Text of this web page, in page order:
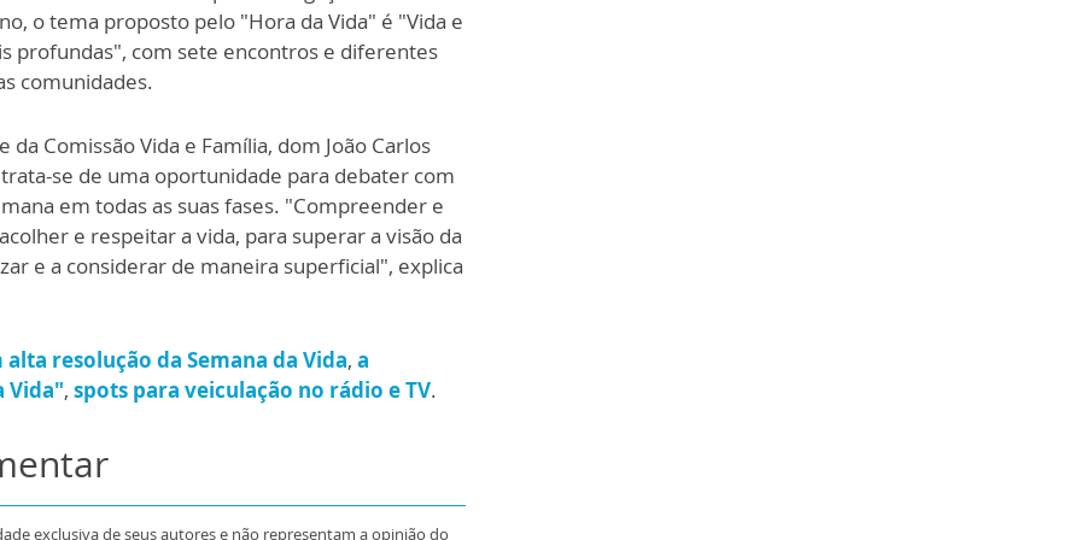
o tema proposto pelo "Hora da Vida" é "Vida e
profundas", com sete encontros e diferentes
comunidades.
Comissão Vida e Família, dom João Carlos
se de uma oportunidade para debater com
em todas as suas fases. "Compreender e
e respeitar a vida, para superar a visão da
e a considerar de maneira superficial", explica
resolução da Semana da Vida, a
Vida", spots para veiculação no rádio e TV.
exclusiva de seus autores e não representam a opinião do